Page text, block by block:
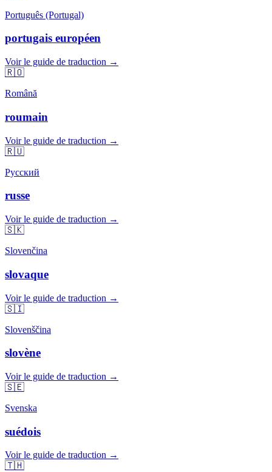
Português (Portugal)
portugais européen
Voir le guide de traduction →
🇷🇴
Română
roumain
Voir le guide de traduction →
🇷🇺
Русский
russe
Voir le guide de traduction →
🇸🇰
Slovenčina
slovaque
Voir le guide de traduction →
🇸🇮
Slovenščina
slovène
Voir le guide de traduction →
🇸🇪
Svenska
suédois
Voir le guide de traduction →
🇹🇭